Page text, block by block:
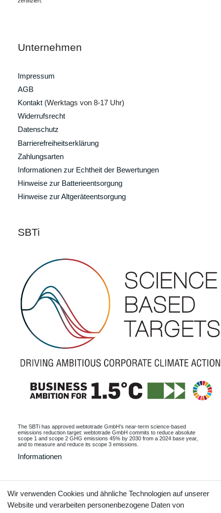
Unternehmen
Impressum
AGB
Kontakt (Werktags von 8-17 Uhr)
Widerrufsrecht
Datenschutz
Barrierefreiheitserklärung
Zahlungsarten
Informationen zur Echtheit der Bewertungen
Hinweise zur Batterieentsorgung
Hinweise zur Altgeräteentsorgung
SBTi
The SBTi has approved webtotrade GmbH’s near-term science-based
emissions reduction target: webtotrade GmbH commits to reduce absolute
scope 1 and scope 2 GHG emissions 45% by 2030 from a 2024 base year,
and to measure and reduce its scope 3 emissions.
Informationen
Vertrag widerrufen Kontakt
Wir verwenden Cookies und ähnliche Technologien auf unserer
Website und verarbeiten personenbezogene Daten von